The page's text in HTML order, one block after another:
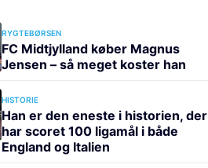
RYGTEBØRSEN
FC Midtjylland køber Magnus
Jensen – så meget koster han
HISTORIE
Han er den eneste i historien, der
har scoret 100 ligamål i både
England og Italien